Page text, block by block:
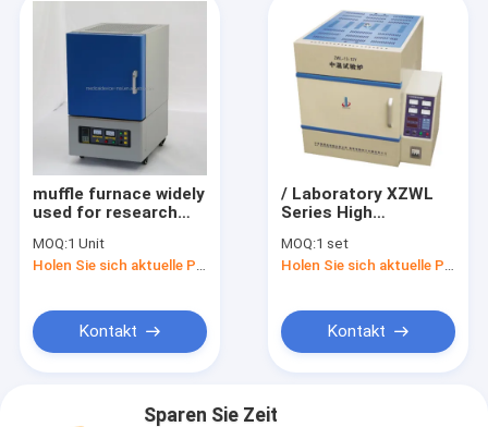
muffle furnace widely
used for research
quantities produce
100*100*100mm
MOQ:1 Unit
Kontakt
/ Laboratory XZWL
Series High
Furnace
MOQ:1 set
Kontakt
Sparen Sie Zeit